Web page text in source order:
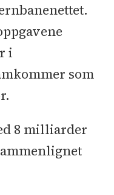
i
som
8 milliarder